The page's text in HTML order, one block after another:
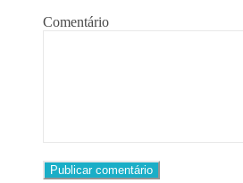
Comentário